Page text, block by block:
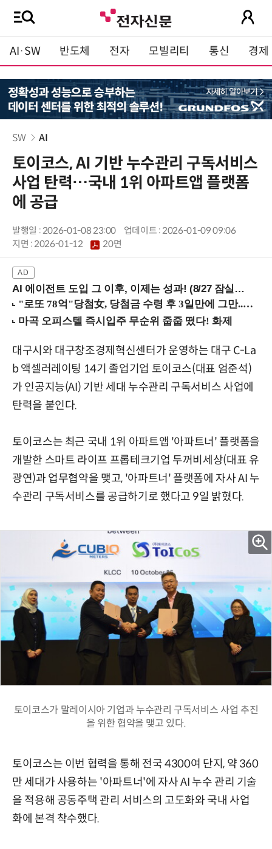
AI·SW 반도체 전자 모빌리티 통신 경제
SW AI
토이코스, AI 기반 누수관리 구독서비스
사업 탄력…국내 1위 아파트앱 플랫폼
에 공급
발행일 : 2026-01-08 23:00
업데이트 : 2026-01-09 09:06
지면 :2026-01-12 20면
AI 에이전트 도입 그 이후, 이제는 성과! (8/27 잠실역)
대구시와 대구창조경제혁신센터가 운영하는 대구 C-La
b 액셀러레이팅 14기 졸업기업 토이코스(대표 엄준석)
가 인공지능(AI) 기반 세대 누수관리 구독서비스 사업에
탄력을 붙인다.
토이코스는 최근 국내 1위 아파트앱 '아파트너' 플랫폼을
개발한 스마트 라이프 프롭테크기업 두꺼비세상(대표 유
광연)과 업무협약을 맺고, '아파트너' 플랫폼에 자사 AI 누
수관리 구독서비스를 공급하기로 했다고 9일 밝혔다.
토이코스가 말레이시아 기업과 누수관리 구독서비스 사업 추진
을 위한 협약을 맺고 있다.
토이코스는 이번 협력을 통해 전국 4300여 단지, 약 360
만 세대가 사용하는 '아파트너'에 자사 AI 누수 관리 기술
을 적용해 공동주택 관리 서비스의 고도화와 국내 사업
화에 본격 착수했다.